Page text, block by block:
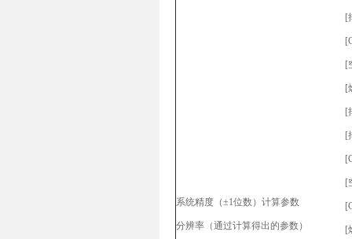
[
[
[
[
[
[
系统精度（±1位数）计算参数
分辨率（通过计算得出的参数）
[